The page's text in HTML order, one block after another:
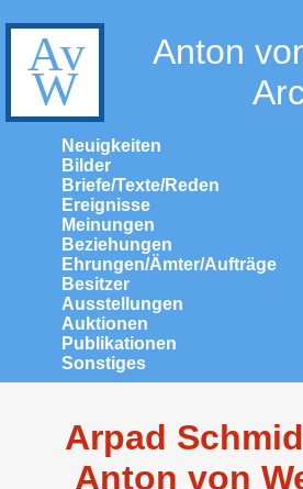
Anton
Neuigkeiten
Bilder
Briefe/Texte/Reden
Ereignisse
Meinungen
Beziehungen
Ehrungen/Ämter/Aufträge
Besitzer
Ausstellungen
Auktionen
Publikationen
Sonstiges
Arpad
Anton von